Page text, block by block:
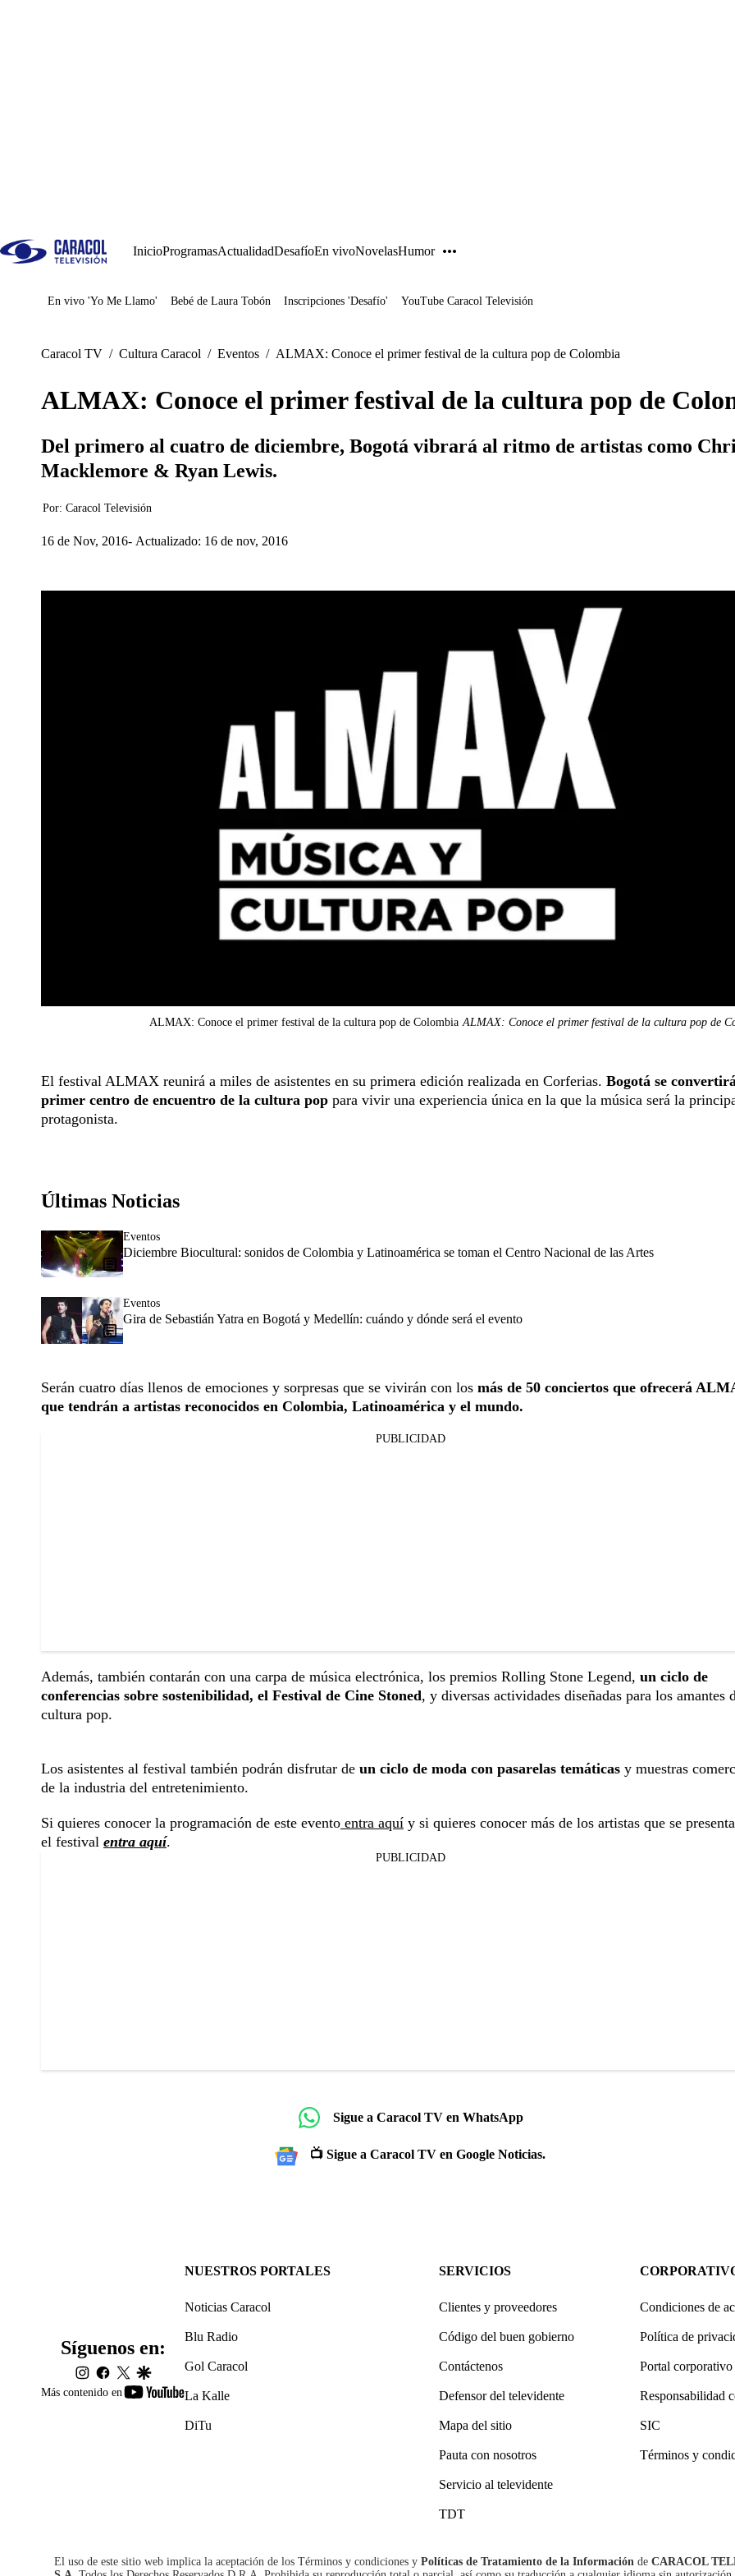
InicioProgramasActualidadDesafíoEn vivoNovelasHumor
Juegos
En vivo 'Yo Me Llamo' Bebé de Laura Tobón Inscripciones 'Desafío' YouTube Caracol Televisión
Caracol TV / Cultura Caracol / Eventos / ALMAX: Conoce el primer festival de la cultura pop de Colombia
ALMAX: Conoce el primer festival de la cultura pop de
Del primero al cuatro de diciembre, Bogotá vibrará al ritmo de artistas como
Macklemore & Ryan Lewis.
Por: Caracol Televisión
16 de Nov, 2016 Actualizado: 16 de nov, 2016
ALMAX: Conoce el primer festival de la cultura pop de Colombia ALMAX: Conoce el primer festival de la cultura pop de
El festival ALMAX reunirá a miles de asistentes en su primera edición realizada en Corferias. Bogotá se
primer centro de encuentro de la cultura pop para vivir una experiencia única en la que la música será la
protagonista.
Últimas Noticias
Eventos
Diciembre Biocultural: sonidos de Colombia y Latinoamérica se toman el Centro Nacional de las Artes
Eventos
Gira de Sebastián Yatra en Bogotá y Medellín: cuándo y dónde será el evento
Serán cuatro días llenos de emociones y sorpresas que se vivirán con los más de 50 conciertos que ofrecerá
que tendrán a artistas reconocidos en Colombia, Latinoamérica y el mundo.
PUBLICIDAD
Además, también contarán con una carpa de música electrónica, los premios Rolling Stone Legend, un ciclo de
conferencias sobre sostenibilidad, el Festival de Cine Stoned, y diversas actividades diseñadas para los amantes
cultura pop.
Los asistentes al festival también podrán disfrutar de un ciclo de moda con pasarelas temáticas y muestras
de la industria del entretenimiento.
Si quieres conocer la programación de este evento entra aquí y si quieres conocer más de los artistas que se
el festival entra aquí.
PUBLICIDAD
Sigue a Caracol TV en WhatsApp
📺 Sigue a Caracol TV en Google Noticias.
Más contenido en
youtube-
Síguenos en:
instagram
facebook
twittergoogle
NUESTROS PORTALES
Noticias Caracol
Blu Radio
Gol Caracol
La Kalle
DiTu
SERVICIOS
Clientes y proveedores
Código del buen gobierno
Contáctenos
Defensor del televidente
Mapa del sitio
Pauta con nosotros
Servicio al televidente
TDT
Condiciones de
Política de
Portal corporativo
Responsabilidad
SIC
Términos y
El uso de este sitio web implica la aceptación de los Términos y condiciones y Políticas de Tratamiento de la Información de CARACOL